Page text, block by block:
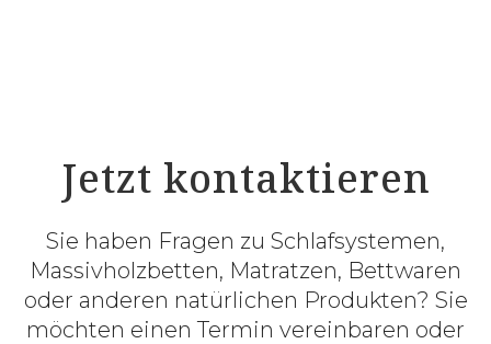
Jetzt kontaktieren
Sie haben Fragen zu Schlafsystemen,
Massivholzbetten, Matratzen, Bettwaren
oder anderen natürlichen Produkten? Sie
möchten einen Termin vereinbaren oder